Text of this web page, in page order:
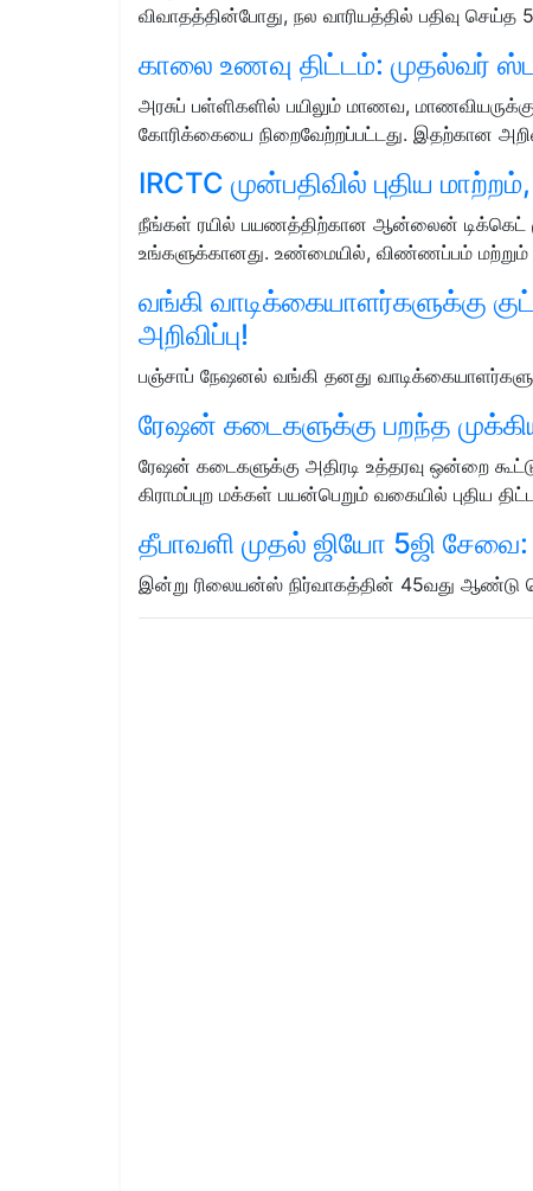
விவாதத்தின்போது, நல வாரியத்தில் பதிவு
காலை உணவு திட்டம்: முதல்வர்
அரசுப் பள்ளிகளில் பயிலும் மாணவ,
கோரிக்கையை நிறைவேற்றப்பட்டது. இதற்கான
IRCTC முன்பதிவில் புதிய
நீங்கள் ரயில் பயணத்திற்கான ஆன்லைன் டிக்கெட்
உங்களுக்கானது. உண்மையில், விண்ணப்பம்
வங்கி வாடிக்கையாளர்களுக்கு
அறிவிப்பு!
பஞ்சாப் நேஷனல் வங்கி தனது
ரேஷன் கடைகளுக்கு பறந்த
ரேஷன் கடைகளுக்கு அதிரடி உத்தரவு ஒன்றை
கிராமப்புற மக்கள் பயன்பெறும் வகையில் புதிய
தீபாவளி முதல் ஜியோ 5ஜி சேவை:
இன்று ரிலையன்ஸ் நிர்வாகத்தின் 45வது ஆண்டு